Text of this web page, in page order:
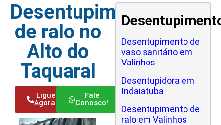
Desentupimento
de ralo no
Alto do
Taquaral
Ligue
Agora!
Fale
Conosco!
Desentupimento de
vaso sanitário em
Valinhos
Desentupidora em
Indaiatuba
Desentupimento de
ralo em Valinhos